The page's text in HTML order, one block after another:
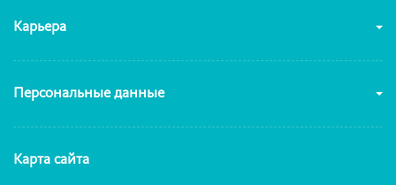
Карьера
Персональные данные
Карта сайта